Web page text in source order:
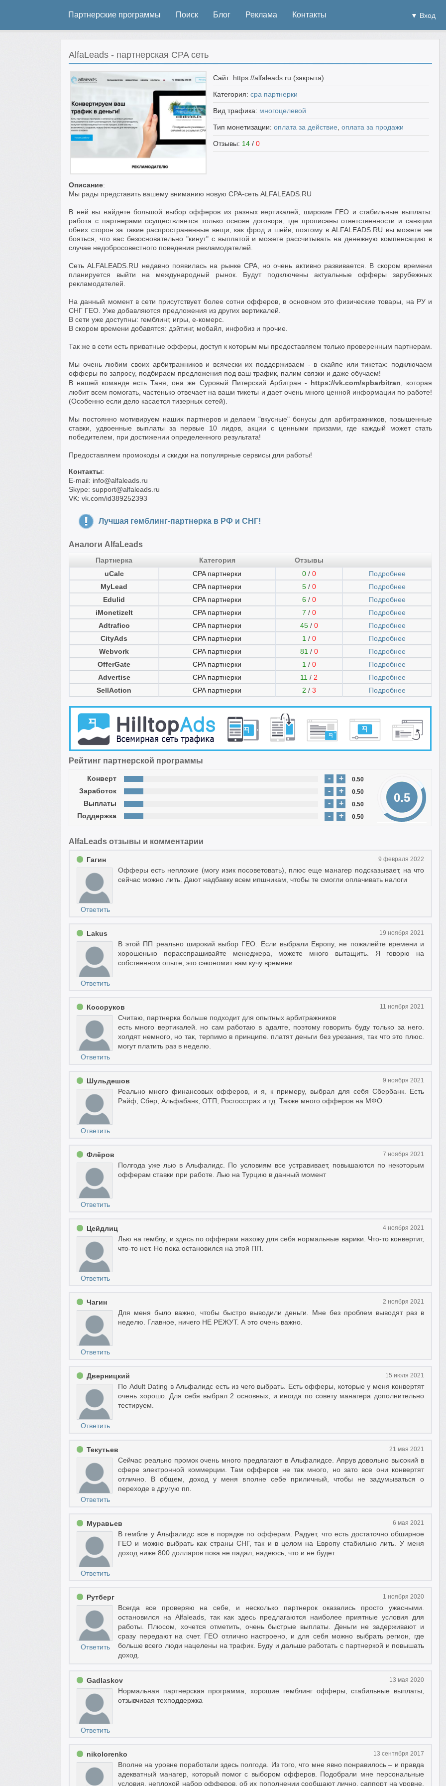
Партнерские программы Поиск Блог Реклама Контакты ▼ Вход
AlfaLeads - партнерская CPA сеть
Сайт: https://alfaleads.ru (закрыта)
Категория: cpa партнерки
Вид трафика: многоцелевой
Тип монетизации: оплата за действие оплата за продажи
Отзывы: 14 / 0
Описание:
Мы рады представить вашему вниманию новую СРА-сеть ALFALEADS.RU
В ней вы найдете большой выбор офферов из разных вертикалей, широкие ГЕО и стабильные выплаты:
работа с партнерами осуществляется только основе договора, где прописаны ответственности и санкции
обеих сторон за такие распространенные вещи, как фрод и шейв, поэтому в ALFALEADS.RU вы можете не
бояться, что вас безосновательно "кинут" с выплатой и можете рассчитывать на денежную компенсацию в
случае недобросовестного поведения рекламодателей.
Сеть ALFALEADS.RU недавно появилась на рынке СРА, но очень активно развивается. В скором времени
планируется выйти на международный рынок. Будут подключены актуальные офферы зарубежных
рекламодателей.
На данный момент в сети присутствует более сотни офферов, в основном это физические товары, на РУ и
СНГ ГЕО. Уже добавляются предложения из других вертикалей.
В сети уже доступны: гемблинг, игры, е-комерс.
В скором времени добавятся: дэйтинг, мобайл, инфобиз и прочие.
Так же в сети есть приватные офферы, доступ к которым мы предоставляем только проверенным партнерам.
Мы очень любим своих арбитражников и всячески их поддерживаем - в скайпе или тикетах: подключаем
офферы по запросу, подбираем предложения под ваш трафик, палим связки и даже обучаем!
В нашей команде есть Таня, она же Суровый Питерский Арбитран - https://vk.com/spbarbitran , которая
любит всем помогать, частенько отвечает на ваши тикеты и дает очень много ценной информации по работе!
(Особенно если дело касается тизерных сетей).
Мы постоянно мотивируем наших партнеров и делаем "вкусные" бонусы для арбитражников, повышенные
ставки, удвоенные выплаты за первые 10 лидов, акции с ценными призами, где каждый может стать
победителем, при достижении определенного результата!
Предоставляем промокоды и скидки на популярные сервисы для работы!
Контакты:
E-mail: info@alfaleads.ru
Skype: support@alfaleads.ru
VK: vk.com/id389252393
Лучшая гемблинг-партнерка в РФ и СНГ!
Аналоги AlfaLeads
Партнерка Категория
Отзывы
uCalc
CPA партнерки 0/ 0
Подробнее
MyLead
CPA партнерки 5/ 0
Подробнее
Edulid
CPA партнерки 6 / 0
Подробнее
iMonetizeIt
CPA партнерки 7 / 0
Подробнее
Adtrafico
CPA партнерки 45/ 0
Подробнее
CityAds
CPA партнерки 1 / 0
Подробнее
Webvork
CPA партнерки 81 / 0
Подробнее
OfferGate
CPA партнерки 1 / 0
Подробнее
Advertise
CPA партнерки 11 / 2
Подробнее
SellAction
CPA партнерки 2 / 3 Подробнее
Рейтинг партнерской программы
0.5
Конверт - + 0.50
Заработок - + 0.50
Выплаты - + 0.50
Поддержка - + 0.50
AlfaLeads отзывы и комментарии
Гагин 9 февраля 2022
Ответить
Офферы есть неплохие (могу изик посоветовать), плюс еще манагер подсказывает, на что
сейчас можно лить. Дают надбавку всем ипшникам, чтобы те смогли оплачивать налоги
Lakus 19 ноября 2021
Ответить
В этой ПП реально широкий выбор ГЕО. Если выбрали Европу, не пожалейте времени и
хорошенько порасспрашивайте менеджера, можете много вытащить. Я говорю на
собственном опыте, это сэкономит вам кучу времени
Косоруков 11 ноября 2021
Ответить
Считаю, партнерка больше подходит для опытных арбитражников
есть много вертикалей. но сам работаю в адалте, поэтому говорить буду только за него.
холдят немного, но так, терпимо в принципе. платят деньги без урезания, так что это плюс.
могут платить раз в неделю.
Шульдешов 9 ноября 2021
Ответить
Реально много финансовых офферов, и я, к примеру, выбрал для себя Сбербанк. Есть
Райф, Сбер, Альфабанк, ОТП, Росгосстрах и тд. Также много офферов на МФО.
Флёров 7 ноября 2021
Ответить
Полгода уже лью в Альфалидс. По условиям все устравивает, повышаются по некоторым
офферам ставки при работе. Лью на Турцию в данный момент
Цейдлиц 4 ноября 2021
Ответить
Лью на гемблу, и здесь по офферам нахожу для себя нормальные варики. Что-то конвертит,
что-то нет. Но пока остановился на этой ПП.
Чагин 2 ноября 2021
Ответить
Для меня было важно, чтобы быстро выводили деньги. Мне без проблем выводят раз в
неделю. Главное, ничего НЕ РЕЖУТ. А это очень важно.
Дверницкий 15 июля 2021
Ответить
По Adult Dating в Альфалидс есть из чего выбрать. Есть офферы, которые у меня конвертят
очень хорошо. Для себя выбрал 2 основных, и иногда по совету манагера дополнительно
тестируем.
Текутьев 21 мая 2021
Ответить
Сейчас реально промок очень много предлагают в Альфалидсе. Апрув довольно высокий в
сфере электронной коммерции. Там офферов не так много, но зато все они конвертят
отлично. В общем, доход у меня вполне себе приличный, чтобы не задумываться о
переходе в другую пп.
Муравьев 6 мая 2021
Ответить
В гембле у Альфалидс все в порядке по офферам. Радует, что есть достаточно обширное
ГЕО и можно выбрать как страны СНГ, так и в целом на Европу стабильно лить. У меня
доход ниже 800 долларов пока не падал, надеюсь, что и не будет.
Рутберг 1 ноября 2020
Ответить
Всегда все проверяю на себе, и несколько партнерок оказались просто ужасными.
остановился на Alfaleads, так как здесь предлагаются наиболее приятные условия для
работы. Плюсом, хочется отметить, очень быстрые выплаты. Деньги не задерживают и
сразу передают на счет. ГЕО отлично настроено, и для себя можно выбрать регион, где
больше всего люди нацелены на трафик. Буду и дальше работать с партнеркой и повышать
доход.
Gadlaskov 13 мая 2020
Ответить
Нормальная партнерская программа, хорошие гемблинг офферы, стабильные выплаты,
отзывчивая техподдержка
nikolorenko 13 сентября 2017
Вполне на уровне поработали здесь полгода. Из того, что мне явно понравилось – и правда
адекватный манагер, который помог с выбором офферов. Подобрали мне персональные
условия, неплохой набор офферов, об их пополнении сообщают лично, саппорт на уровне,